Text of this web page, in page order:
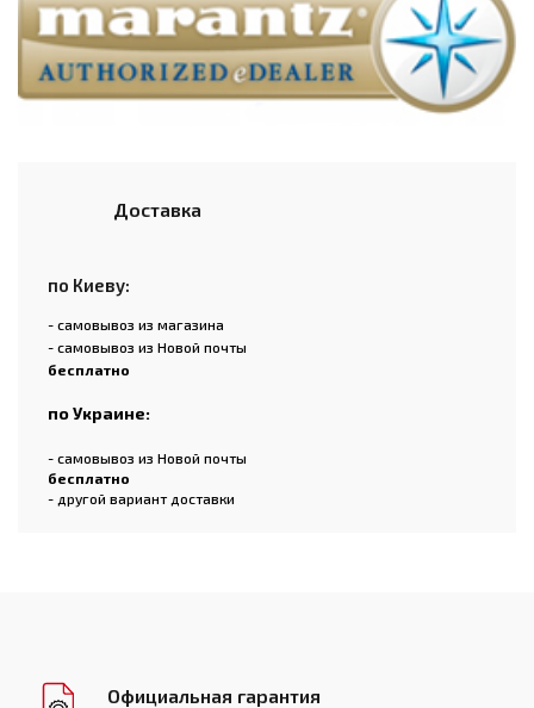
Доставка
по Киеву:
- самовывоз из магазина
- самовывоз из Новой почты
бесплатно
по Украине:
- самовывоз из Новой почты
бесплатно
- другой вариант доставки
Официальная гарантия